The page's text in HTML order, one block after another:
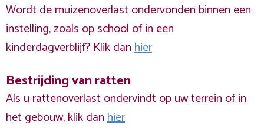
Wordt de muizenoverlast ondervonden binnen een
instelling, zoals op school of in een
kinderdagverblijf? Klik danhier
Bestrijding van ratten
Als u rattenoverlast ondervindt op uw terrein of in
het gebouw, klik danhier